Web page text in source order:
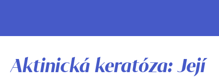
Aktinická keratóza: Její